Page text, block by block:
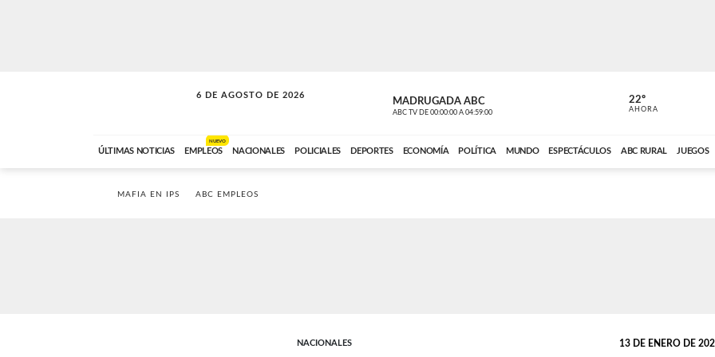
6 DE AGOSTO DE 2026
SOLO MÚSICA MADRUGADA ABC
ABC TV DE 00:00:00 A 04:59:00 ABC CARDINAL
22º
AHORA
ÚLTIMAS NOTICIAS EMPLEOS
NUEVO
NACIONALES POLICIALES DEPORTES ECONOMÍA POLÍTICA MUNDO ESPECTÁCULOS ABC RURAL JUEGOS
MAFIA EN IPS ABC EMPLEOS
NACIONALES 13 DE ENERO DE